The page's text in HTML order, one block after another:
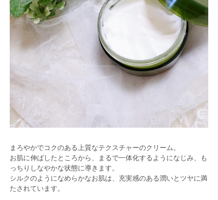
まろやかでコクのある上質なテクスチャーのクリーム。
お肌に伸ばしたところから、まるで一体化するようになじみ、も
っちりしなやかな状態に導きます。
シルクのようになめらかなお肌は、充実感のある潤いとツヤに満
たされています。